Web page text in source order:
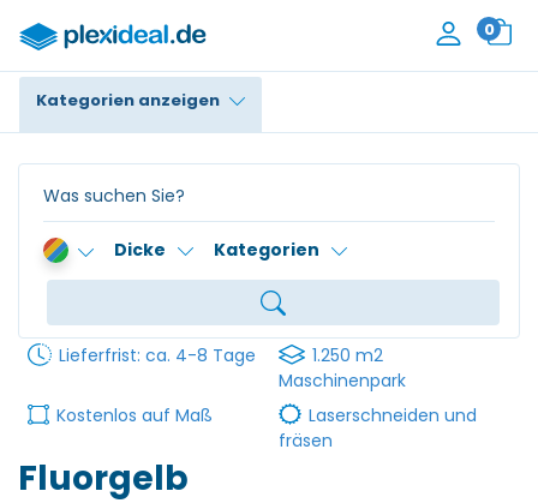
0
Kategorien anzeigen
Plexiglas®
Polycarbonat
HPL / Trespa®
Alupanel / Dibond®
PVC Schaum
Zubehör
Dicke Kategorien
Lieferfrist: ca. 4-8 Tage
1.250 m2
Maschinenpark
Kostenlos auf Maß
Laserschneiden und
fräsen
Fluorgelb